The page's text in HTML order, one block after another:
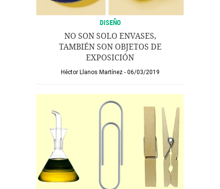
DISEÑO
NO SON SOLO ENVASES,
TAMBIÉN SON OBJETOS DE
EXPOSICIÓN
Héctor Llanos Martínez 06/03/2019